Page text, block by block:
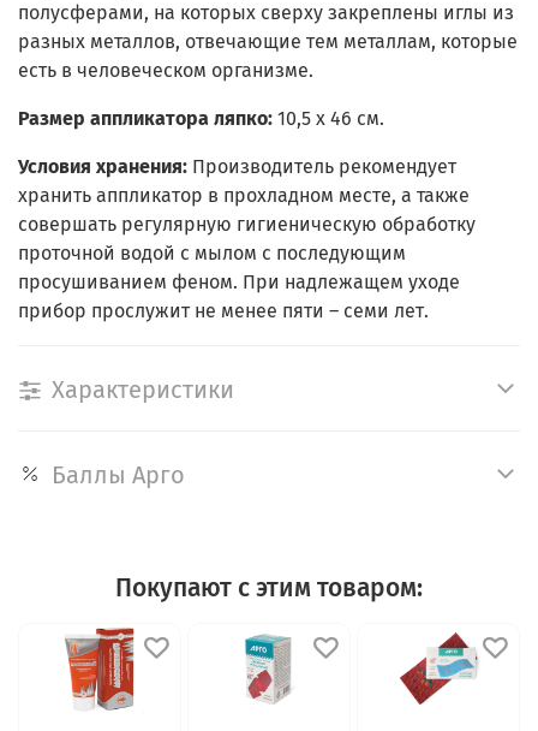
полусферами, на которых сверху закреплены иглы из
разных металлов, отвечающие тем металлам, которые
есть в человеческом организме.
Размер аппликатора ляпко: 10,5 х 46 см.
Условия хранения: Производитель рекомендует
хранить аппликатор в прохладном месте, а также
совершать регулярную гигиеническую обработку
проточной водой с мылом с последующим
просушиванием феном. При надлежащем уходе
прибор прослужит не менее пяти – семи лет.
Характеристики
Баллы Арго
Покупают с этим товаром: